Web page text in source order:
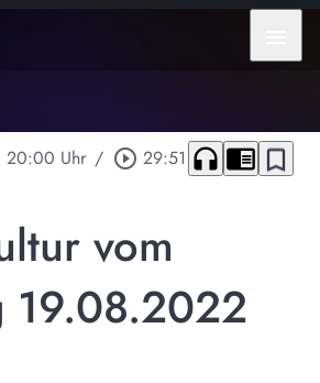
20:00 Uhr / play_circle_outline 29:51 headphones chrome_reader_mode bookmark_border
vom
19.08.2022